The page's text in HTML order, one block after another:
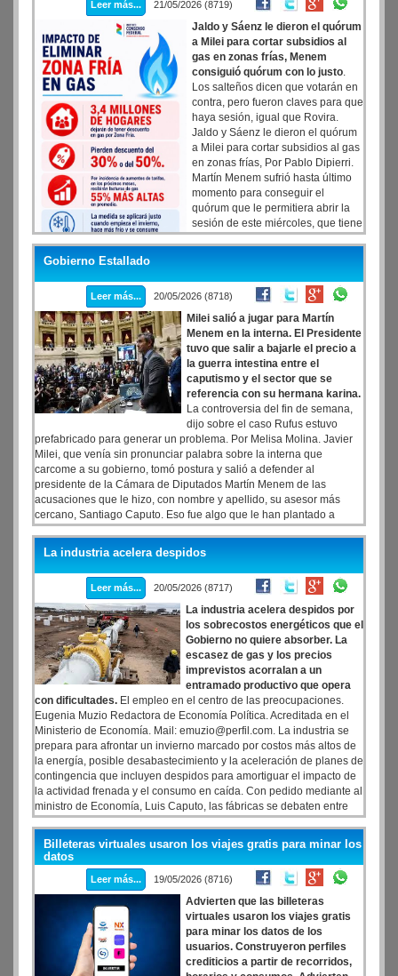
meses. Este indicador se encuentra 16 puntos porcentuales por
encima del estudio en 2025, cuando el 58% de los talentos lo
afirmaba.
Leer más... 21/05/2026 (8719)
Jaldo y Sáenz le dieron el quórum
a Milei para cortar subsidios al
gas en zonas frías, Menem
consiguió quórum con lo justo.
Los salteños dicen que votarán en
contra, pero fueron claves para que
haya sesión, igual que Rovira.
Jaldo y Sáenz le dieron el quórum
a Milei para cortar subsidios al gas
en zonas frías, Por Pablo Dipierri.
Martín Menem sufrió hasta último
momento para conseguir el
quórum que le permitiera abrir la
sesión de este miércoles, que tiene
el doble objetivo de recortar
pagan los hogares de las zonas frías y evitar, al mismo tiempo, que
la oposición logre avanzar con un proyecto de interpelación a
Manuel Adorni. Cuando quedaban 8 minutos para que deje de
sonar la chicharra, se terminaron sentando los tucumanos del
bloque Independencia, que responden a Osvaldo Jaldo, y los
salteños y los misioneros de Innovación Federal, la bancada de
Gustavo Sáenz y Carlos Rovira.
Gobierno Estallado
Leer más... 20/05/2026 (8718)
Milei salió a jugar para Martín
Menem en la interna. El Presidente
tuvo que salir a bajarle el precio a
la guerra intestina entre el
caputismo y el sector que se
referencia con su hermana karina.
La controversia del fin de semana,
dijo sobre el caso Rufus estuvo
prefabricado para generar un problema. Por Melisa Molina. Javier
Milei, que venía sin pronunciar palabra sobre la interna que
carcome a su gobierno, tomó postura y salió a defender al
presidente de la Cámara de Diputados Martín Menem de las
acusaciones que le hizo, con nombre y apellido, su asesor más
cercano, Santiago Caputo. Eso fue algo que le han plantado a
Martín Menem, indicó el mandatario en una entrevista haciendo
referencia a la cuenta @periodistaRufus. Luego añadió: está
prefabricado. De hecho Martín lo explicó dentro del gabinete. Como
si esas declaraciones fueran poco, disparó: la controversia del fin
de semana es algo que está prefabricado para generar un
problema.
La industria acelera despidos
Leer más... 20/05/2026 (8717)
La industria acelera despidos por
los sobrecostos energéticos que el
Gobierno no quiere absorber. La
escasez de gas y los precios
imprevistos acorralan a un
entramado productivo que opera
con dificultades. El empleo en el centro de las preocupaciones.
Eugenia Muzio Redactora de Economía Política. Acreditada en el
Ministerio de Economía. Mail: emuzio@perfil.com. La industria se
prepara para afrontar un invierno marcado por costos más altos de
la energía, posible desabastecimiento y la aceleración de planes de
contingencia que incluyen despidos para amortiguar el impacto de
la actividad frenada y el consumo en caída. Con pedido mediante al
ministro de Economía, Luis Caputo, las fábricas se debaten entre
aceptar precios más altos del gas por los efectos de la guerra en
Irán o disponer de paradas de planta y suspensiones ante un
Gobierno que, por ahora, les trasladará el impacto total.
Billeteras virtuales usaron los viajes gratis para minar los
datos
Leer más... 19/05/2026 (8716)
Advierten que las billeteras
virtuales usaron los viajes gratis
para minar los datos de los
usuarios. Construyeron perfiles
crediticios a partir de recorridos,